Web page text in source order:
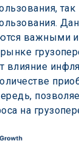
важными
влияние
на